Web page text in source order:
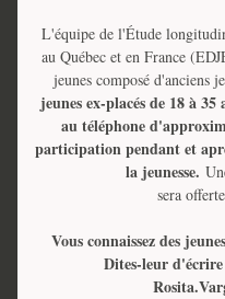
L'équipe de l'Étude
au Québec et en France
jeunes composé d'anciens
jeunes ex-placés de 18 à
au téléphone
participation pendant et
la jeunesse.
sera
Vous connaissez des
Dites-leur